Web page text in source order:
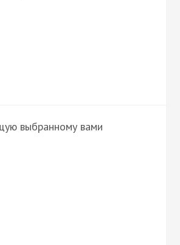
выбранному вами